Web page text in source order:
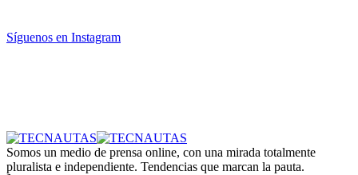
Síguenos en Instagram
Somos un medio de prensa online, con una mirada totalmente
pluralista e independiente. Tendencias que marcan la pauta.